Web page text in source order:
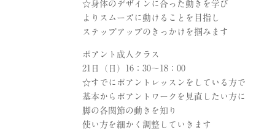
☆身体のデザインに合った動きを学び
よりスムーズに動けることを目指し
ステップアップのきっかけを掴みます
ポアント成人クラス
21日（日）16：30〜18：00
☆すでにポアントレッスンをしている方で
基本からポアントワークを見直したい方に
脚の各関節の動きを知り
使い方を細かく調整していきます